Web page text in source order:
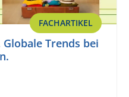
FACHARTIKEL
Trends bei